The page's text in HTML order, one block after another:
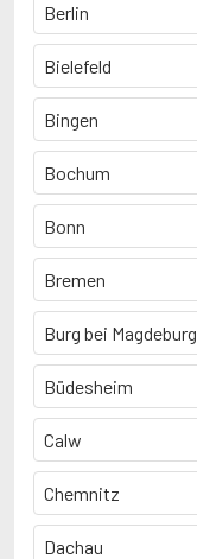
Berlin
Bielefeld
Bingen
Bochum
Bonn
Bremen
Burg bei Magdeburg
Büdesheim
Calw
Chemnitz
Dachau